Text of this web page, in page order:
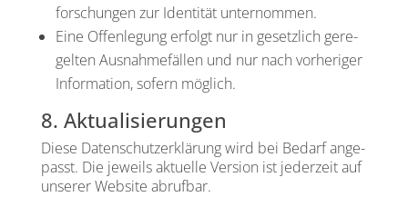
for­schun­gen zur Iden­ti­tät unter­nom­men.
Eine Offen­le­gung erfolgt nur in gesetz­lich gere­
gel­ten Aus­nah­me­fäl­len und nur nach vor­he­ri­ger
Infor­ma­ti­on, sofern mög­lich.
8. Aktualisierungen
Die­se Daten­schutz­er­klä­rung wird bei Bedarf ange­
passt. Die jeweils aktu­el­le Ver­si­on ist jeder­zeit auf
unse­rer Web­site abruf­bar.